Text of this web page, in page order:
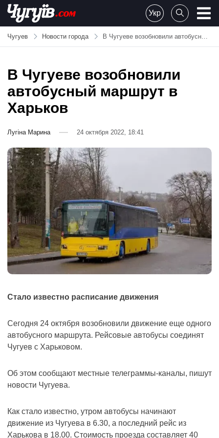
Skip
content
Chuguiv
Укр
Чугуев Новости города В Чугуеве возобновили автобусный маршрут в Харьков
В Чугуеве возобновили
автобусный маршрут в
Харьков
Лугіна Марина 24 октября 2022, 18:41
Стало известно расписание движения
Сегодня 24 октября возобновили движение еще одного
автобусного маршрута. Рейсовые автобусы соединят
Чугуев с Харьковом.
Об этом сообщают местные телеграммы-каналы, пишут
новости Чугуева.
Как стало известно, утром автобусы начинают
движение из Чугуева в 6.30, а последний рейс из
Харькова в 18.00. Стоимость проезда составляет 40